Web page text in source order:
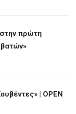
στην πρώτη
| OPEN